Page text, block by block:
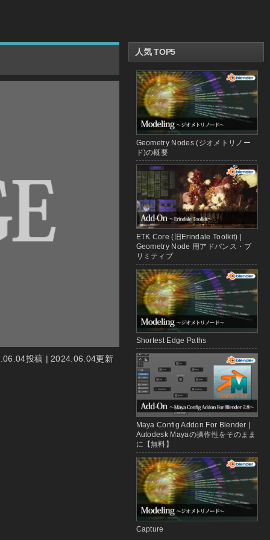
投稿 | 2024.06.04更新
人気 TOP5
Geometry Nodes (ジオメトリノー
ド)の概要
ETK Core (旧Erindale Toolkit) |
Geometry Node 用アドバンス・プ
リミティブ
Shortest Edge Paths
Maya Config Addon For Blender |
Autodesk Mayaの操作性をそのまま
に【無料】
Capture